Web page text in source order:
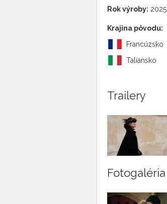
Rok výroby: 2025
Krajina pôvodu:
Francúzsko
Taliansko
Trailery
Fotogaléria